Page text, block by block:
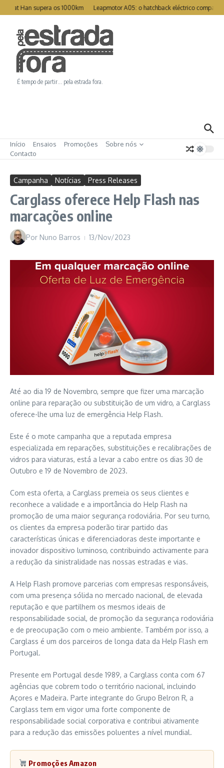
Ir para o conteúdo
Han supera os 1000km Leapmotor A05: o hatchback eléctrico compacto
É tempo de partir… pela estrada fora.
Início Ensaios Promoções
Sobre nós
Contacto
Campanha Notícias Press Releases
Carglass oferece Help Flash nas
marcações online
Por Nuno Barros 13/Nov/2023
Até ao dia 19 de Novembro, sempre que fizer uma marcação
online para reparação ou substituição de um vidro, a Carglass
oferece-lhe uma luz de emergência Help Flash.
Este é o mote campanha que a reputada empresa
especializada em reparações, substituições e recalibrações de
vidros para viaturas, está a levar a cabo entre os dias 30 de
Outubro e 19 de Novembro de 2023.
Com esta oferta, a Carglass premeia os seus clientes e
reconhece a validade e a importância do Help Flash na
promoção de uma maior segurança rodoviária. Por seu turno,
os clientes da empresa poderão tirar partido das
características únicas e diferenciadoras deste importante e
inovador dispositivo luminoso, contribuindo activamente para
a redução da sinistralidade nas nossas estradas e vias.
A Help Flash promove parcerias com empresas responsáveis,
com uma presença sólida no mercado nacional, de elevada
reputação e que partilhem os mesmos ideais de
responsabilidade social, de promoção da segurança rodoviária
e de preocupação com o meio ambiente. Também por isso, a
Carglass é um dos parceiros de longa data da Help Flash em
Portugal.
Presente em Portugal desde 1989, a Carglass conta com 67
agências que cobrem todo o território nacional, incluindo
Açores e Madeira. Parte integrante do Grupo Belron R, a
Carglass tem em vigor uma forte componente de
responsabilidade social corporativa e contribui ativamente
para a redução das emissões poluentes a nível mundial.
Promoções Amazon